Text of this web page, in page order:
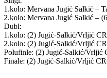
1.kolo: Mervana Jugić Salkić –
2.kolo: Mervana Jugić Salkić –
Dubl:
1.kolo: (2) Jugić-Salkić/Vrljić
2.kolo: (2) Jugić-Salkić/Vrljić
Polufinle: (2) Jugić-Salkić/Vrljić
Finale: (2) Jugić-Salkić/Vrljić